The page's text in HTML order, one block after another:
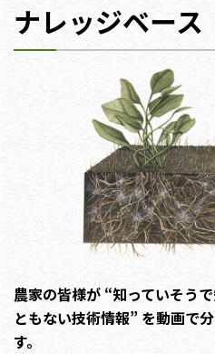
ナレッジベース
農家の皆様が “知っていそう
ともない技術情報” を動画で
す。